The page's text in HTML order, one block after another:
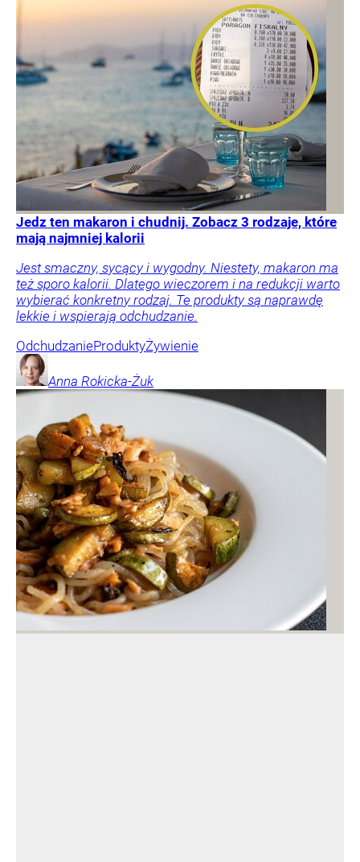
Jedz ten makaron i chudnij. Zobacz 3 rodzaje, które
mają najmniej kalorii
Jest smaczny, sycący i wygodny. Niestety, makaron ma
też sporo kalorii. Dlatego wieczorem i na redukcji warto
wybierać konkretny rodzaj. Te produkty są naprawdę
lekkie i wspierają odchudzanie.
OdchudzanieProduktyŻywienie
Anna Rokicka-Żuk